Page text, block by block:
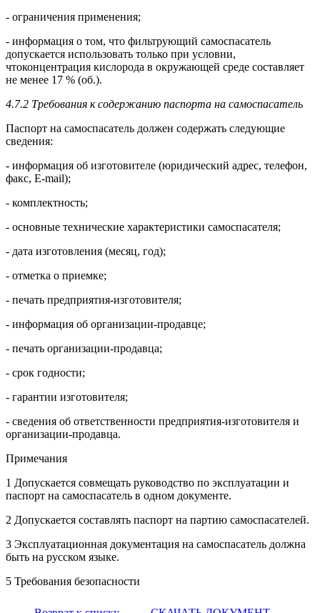
- ограничения применения;
- информация о том, что фильтрующий самоспасатель
допускается использовать только при условии,
чтоконцентрация кислорода в окружающей среде составляет
не менее 17 % (об.).
4.7.2 Требования к содержанию паспорта на самоспасатель
Паспорт на самоспасатель должен содержать следующие
сведения:
- информация об изготовителе (юридический адрес, телефон,
факс, E-mail);
- комплектность;
- основные технические характеристики самоспасателя;
- дата изготовления (месяц, год);
- отметка о приемке;
- печать предприятия-изготовителя;
- информация об организации-продавце;
- печать организации-продавца;
- срок годности;
- гарантии изготовителя;
- сведения об ответственности предприятия-изготовителя и
организации-продавца.
Примечания
1 Допускается совмещать руководство по эксплуатации и
паспорт на самоспасатель в одном документе.
2 Допускается составлять паспорт на партию самоспасателей.
3 Эксплуатационная документация на самоспасатель должна
быть на русском языке.
5 Требования безопасности